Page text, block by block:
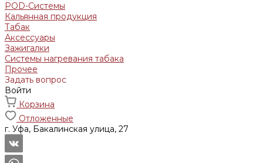
POD-Системы
Кальянная продукция
Табак
Аксессуары
Зажигалки
Системы нагревания табака
Прочее
Задать вопрос
Войти
Корзина
Отложенные
г. Уфа, Бакалинская улица, 27